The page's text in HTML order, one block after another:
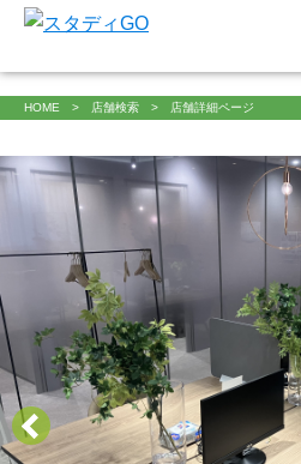
HOME 店舗検索 店舗詳細ページ